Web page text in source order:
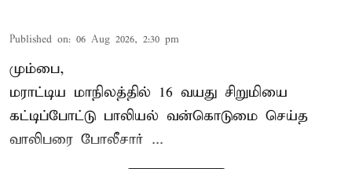
Published on: 06 Aug 2026, 2:30 pm
மும்பை,
மராட்டிய மாநிலத்தில் 16 வயது சிறுமியை
கட்டிப்போட்டு பாலியல் வன்கொடுமை செய்த
வாலிபரை போலீசார் ...